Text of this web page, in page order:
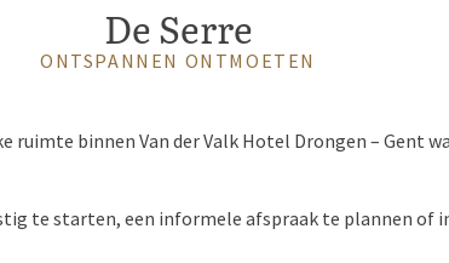
De Serre
ONTSPANNEN ONTMOETEN
ruimte binnen Van der Valk Hotel Drongen – Gent
te starten, een informele afspraak te plannen of